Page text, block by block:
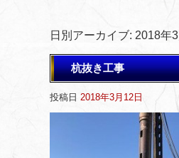
日別アーカイブ: 2018年
杭抜き工事
投稿日 2018年3月12日